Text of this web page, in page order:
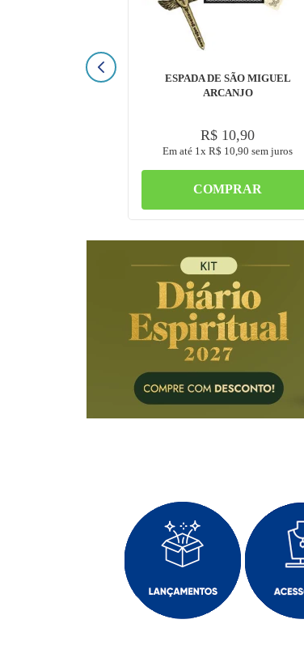
ESPADA DE SÃO MIGUEL
ARCANJO
R$ 10,90
Em até 1xR$ 10,90 sem juros
COMPRAR